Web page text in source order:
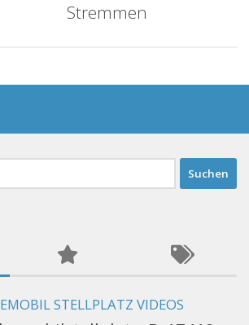
Stremmen
STELLPLATZ VIDEOS